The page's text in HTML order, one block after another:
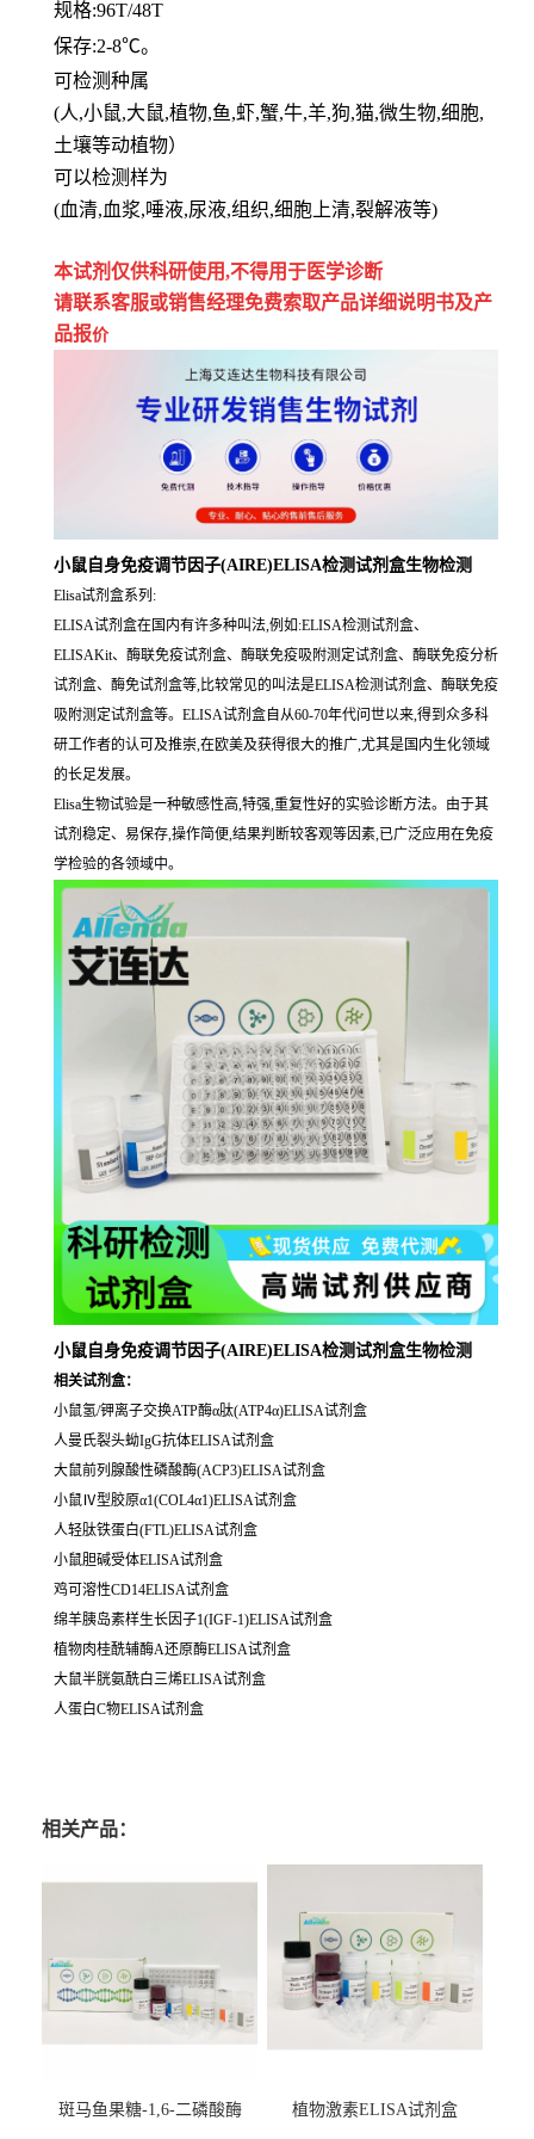
规格:96T/48T
保存:2-8℃。
可检测种属
(人,小鼠,大鼠,植物,鱼,虾,蟹,牛,羊,狗,猫,微生物,细胞,
土壤等动植物）
可以检测样为
(血清,血浆,唾液,尿液,组织,细胞上清,裂解液等)
本试剂仅供科研使用,不得用于医学诊断
请联系客服或销售经理免费索取产品详细说明书及产
品报价
小鼠自身免疫调节因子(AIRE)ELISA检测试剂盒生物检测
Elisa试剂盒系列:
ELISA试剂盒在国内有许多种叫法,例如:ELISA检测试剂盒、
ELISAKit、酶联免疫试剂盒、酶联免疫吸附测定试剂盒、酶联免疫分析
试剂盒、酶免试剂盒等,比较常见的叫法是ELISA检测试剂盒、酶联免疫
吸附测定试剂盒等。ELISA试剂盒自从60-70年代问世以来,得到众多科
研工作者的认可及推崇,在欧美及获得很大的推广,尤其是国内生化领域
的长足发展。
Elisa生物试验是一种敏感性高,特强,重复性好的实验诊断方法。由于其
试剂稳定、易保存,操作简便,结果判断较客观等因素,已广泛应用在免疫
学检验的各领域中。
小鼠自身免疫调节因子(AIRE)ELISA检测试剂盒生物检测
相关试剂盒：
小鼠氢/钾离子交换ATP酶α肽(ATP4α)ELISA试剂盒
人曼氏裂头蚴IgG抗体ELISA试剂盒
大鼠前列腺酸性磷酸酶(ACP3)ELISA试剂盒
小鼠Ⅳ型胶原α1(COL4α1)ELISA试剂盒
人轻肽铁蛋白(FTL)ELISA试剂盒
小鼠胆碱受体ELISA试剂盒
鸡可溶性CD14ELISA试剂盒
绵羊胰岛素样生长因子1(IGF-1)ELISA试剂盒
植物肉桂酰辅酶A还原酶ELISA试剂盒
大鼠半胱氨酰白三烯ELISA试剂盒
人蛋白C物ELISA试剂盒
相关产品：
斑马鱼果糖-1,6-二磷酸酶
植物激素ELISA试剂盒